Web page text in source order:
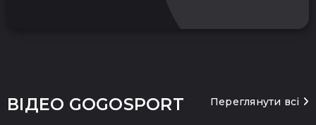
ВІДЕО GOGOSPORT Переглянути всі